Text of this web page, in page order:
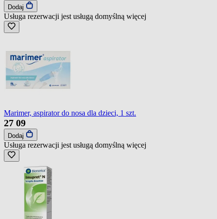
Dodaj
Usługa rezerwacji jest usługą domyślną więcej
Marimer, aspirator do nosa dla dzieci, 1 szt.
27 09
Dodaj
Usługa rezerwacji jest usługą domyślną więcej